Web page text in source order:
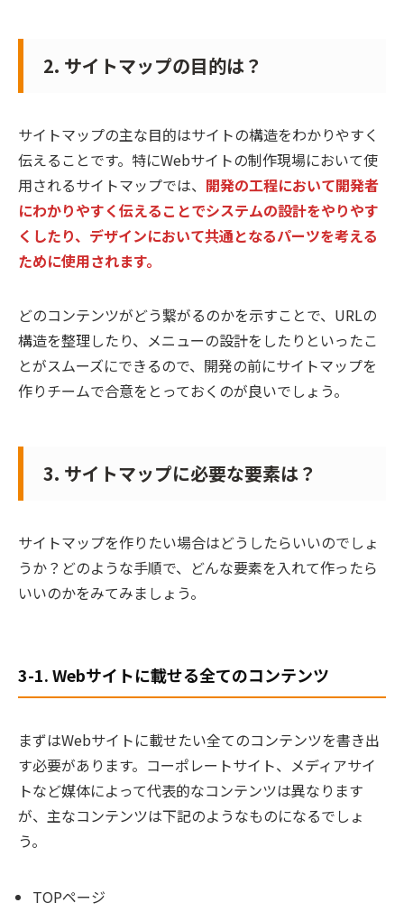
2. サイトマップの目的は？
サイトマップの主な目的はサイトの構造をわかりやすく
伝えることです。特にWebサイトの制作現場において使
用されるサイトマップでは、 開発の工程において開発者
にわかりやすく伝えることでシステムの設計をやりやす
くしたり、デザインにおいて共通となるパーツを考える
ために使用されます。
どのコンテンツがどう繋がるのかを示すことで、URLの
構造を整理したり、メニューの設計をしたりといったこ
とがスムーズにできるので、開発の前にサイトマップを
作りチームで合意をとっておくのが良いでしょう。
3. サイトマップに必要な要素は？
サイトマップを作りたい場合はどうしたらいいのでしょ
うか？どのような手順で、どんな要素を入れて作ったら
いいのかをみてみましょう。
3-1. Webサイトに載せる全てのコンテンツ
まずはWebサイトに載せたい全てのコンテンツを書き出
す必要があります。コーポレートサイト、メディアサイ
トなど媒体によって代表的なコンテンツは異なります
が、主なコンテンツは下記のようなものになるでしょ
う。
TOPページ